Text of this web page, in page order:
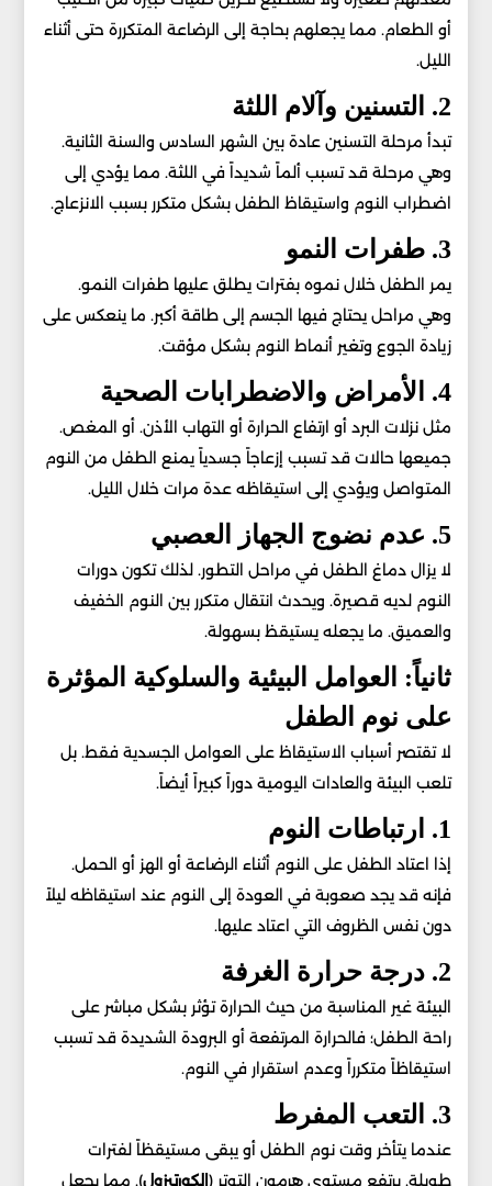
أو الطعام. مما يجعلهم بحاجة إلى الرضاعة المتكررة حتى أثناء
الليل.
2. التسنين وآلام اللثة
تبدأ مرحلة التسنين عادة بين الشهر السادس والسنة الثانية.
وهي مرحلة قد تسبب ألماً شديداً في اللثة. مما يؤدي إلى
اضطراب النوم واستيقاظ الطفل بشكل متكرر بسبب الانزعاج.
3. طفرات النمو
يمر الطفل خلال نموه بفترات يطلق عليها طفرات النمو.
وهي مراحل يحتاج فيها الجسم إلى طاقة أكبر. ما ينعكس على
زيادة الجوع وتغير أنماط النوم بشكل مؤقت.
4. الأمراض والاضطرابات الصحية
مثل نزلات البرد أو ارتفاع الحرارة أو التهاب الأذن. أو المغص.
جميعها حالات قد تسبب إزعاجاً جسدياً يمنع الطفل من النوم
المتواصل ويؤدي إلى استيقاظه عدة مرات خلال الليل.
5. عدم نضوج الجهاز العصبي
لا يزال دماغ الطفل في مراحل التطور. لذلك تكون دورات
النوم لديه قصيرة. ويحدث انتقال متكرر بين النوم الخفيف
والعميق. ما يجعله يستيقظ بسهولة.
ثانياً: العوامل البيئية والسلوكية المؤثرة
على نوم الطفل
لا تقتصر أسباب الاستيقاظ على العوامل الجسدية فقط. بل
تلعب البيئة والعادات اليومية دوراً كبيراً أيضاً.
1. ارتباطات النوم
إذا اعتاد الطفل على النوم أثناء الرضاعة أو الهز أو الحمل.
فإنه قد يجد صعوبة في العودة إلى النوم عند استيقاظه ليلاً
دون نفس الظروف التي اعتاد عليها.
2. درجة حرارة الغرفة
البيئة غير المناسبة من حيث الحرارة تؤثر بشكل مباشر على
راحة الطفل؛ فالحرارة المرتفعة أو البرودة الشديدة قد تسبب
استيقاظاً متكرراً وعدم استقرار في النوم.
3. التعب المفرط
عندما يتأخر وقت نوم الطفل أو يبقى مستيقظاً لفترات
طويلة. يرتفع مستوى هرمون التوتر ( الكورتيزول). مما يجعل